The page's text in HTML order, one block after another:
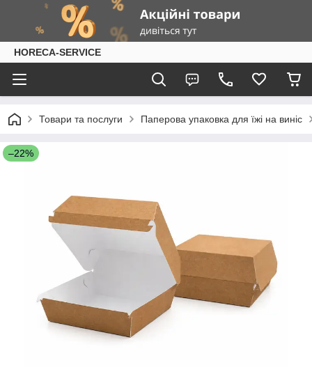
HORECA-SERVICE
Товари та послуги Паперова упаковка для їжі на виніс
–22%